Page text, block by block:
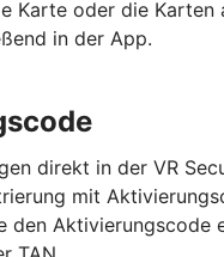
Karte oder die
in der App.
direkt in der VR
mit
den Aktivierungscode